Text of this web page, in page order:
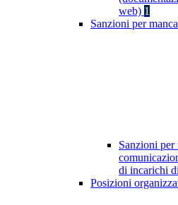
web) 1
Sanzioni per
Sanzioni per
di incarichi
Posizioni